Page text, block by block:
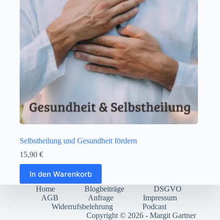
Selbstheilung und Gesundheit fördern
15,90 €
In den Warenkorb
Home Blogbeiträge
DSGVO
AGB
Anfrage
Impressum
Widerrufsbelehrung
Podcast
Copyright © 2026 - Margit Gartner